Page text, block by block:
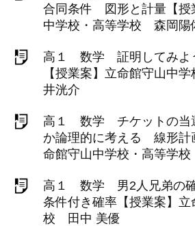
合同条件 図形と計量【授
中学校・高等学校 森岡陽
高１ 数学 証明してみよ
【授業案】立命館守山中
井洸介
高１ 数学 チケットの当
か論理的に考える 線形計
命館守山中学校・高等学
高１ 数学 男2人兄弟の
条件付き確率【授業案】立
校 田中 美優